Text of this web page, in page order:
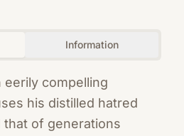
Information
eerily compelling
his distilled hatred
of generations